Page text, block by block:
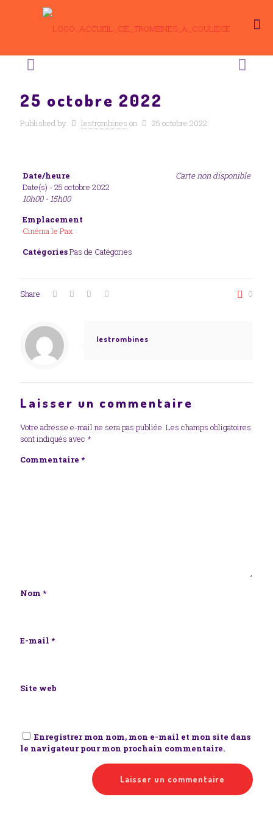
25 octobre 2022
Published by lestrombines on 25 octobre 2022
Carte non disponible
Date/heure
Date(s) - 25 octobre 2022
10h00 - 15h00
Emplacement
Cinéma le Pax
CatégoriesPas de Catégories
Share 0
lestrombines
Laisser un commentaire
Votre adresse e-mail ne sera pas publiée. Les champs obligatoires
sont indiqués avec *
Commentaire *
Nom *
E-mail *
Site web
Enregistrer mon nom, mon e-mail et mon site dans
le navigateur pour mon prochain commentaire.